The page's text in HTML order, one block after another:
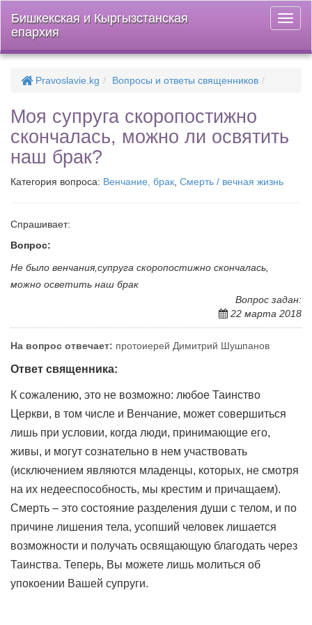
меню
Бишкекская и Кыргызстанская
епархия
Pravoslavie.kg Вопросы и ответы священников
Моя супруга скоропостижно
скончалась, можно ли освятить
наш брак?
Категория вопроса: Венчание, брак Смерть / вечная жизнь
Спрашивает:
Вопрос:
Не было венчания,супруга скоропостижно скончалась,
можно осветить наш брак
Вопрос задан:
22 марта 2018
На вопрос отвечает: протоиерей Димитрий Шушпанов
Ответ священника:
К сожалению, это не возможно: любое Таинство
Церкви, в том числе и Венчание, может совершиться
лишь при условии, когда люди, принимающие его,
живы, и могут сознательно в нем участвовать
(исключением являются младенцы, которых, не смотря
на их недееспособность, мы крестим и причащаем).
Смерть – это состояние разделения души с телом, и по
причине лишения тела, усопший человек лишается
возможности и получать освящающую благодать через
Таинства. Теперь, Вы можете лишь молиться об
упокоении Вашей супруги.